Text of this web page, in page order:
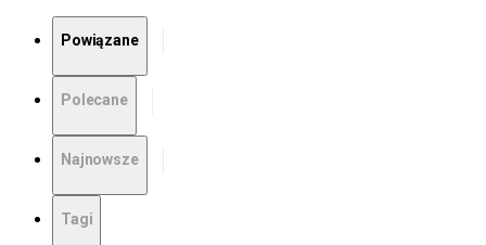
Powiązane
Polecane
Najnowsze
Tagi